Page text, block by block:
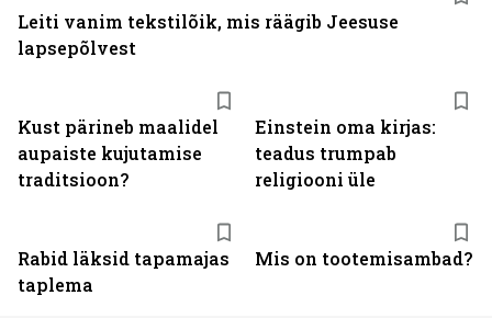
Kust pärineb maalidel
aupaiste kujutamise
traditsioon?
Einstein oma kirjas:
teadus trumpab
religiooni üle
Rabid läksid tapamajas
taplema
Mis on tootemisambad?
Leiti vanim tekstilõik, mis räägib Jeesuse
lapsepõlvest